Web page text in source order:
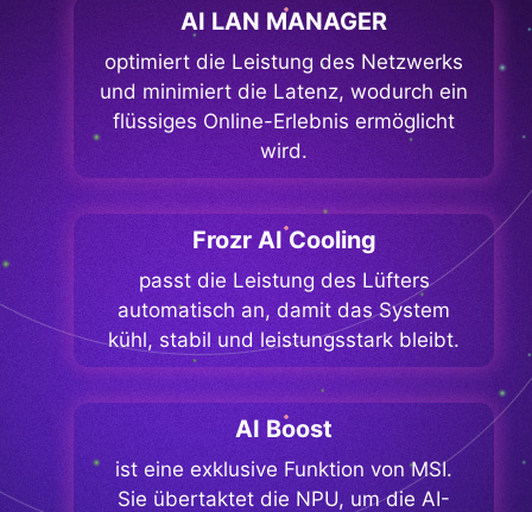
AI LAN MANAGER
optimiert die Leistung des Netzwerks
und minimiert die Latenz, wodurch ein
flüssiges Online-Erlebnis ermöglicht
wird.
Frozr AI Cooling
passt die Leistung des Lüfters
automatisch an, damit das System
kühl, stabil und leistungsstark bleibt.
AI Boost
ist eine exklusive Funktion von MSI.
Sie übertaktet die NPU, um die AI-